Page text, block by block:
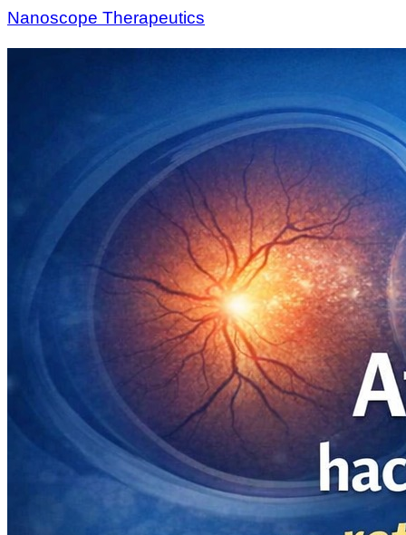
Nanoscope Therapeutics